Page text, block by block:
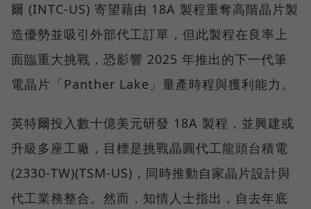
爾 (INTC-US) 寄望藉由 18A 製程重奪高階晶片製
造優勢並吸引外部代工訂單，但此製程在良率上
面臨重大挑戰，恐影響 2025 年推出的下一代筆
電晶片「Panther Lake」量產時程與獲利能力。
英特爾投入數十億美元研發 18A 製程，並興建或
升級多座工廠，目標是挑戰晶圓代工龍頭台積電
(2330-TW)(TSM-US)，同時推動自家晶片設計與
代工業務整合。然而，知情人士指出，自去年底